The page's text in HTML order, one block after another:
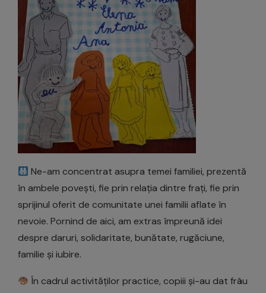
Ne-am concentrat asupra temei familiei, prezentă
în ambele povești, fie prin relația dintre frați, fie prin
sprijinul oferit de comunitate unei familii aflate în
nevoie. Pornind de aici, am extras împreună idei
despre daruri, solidaritate, bunătate, rugăciune,
familie și iubire.
În cadrul activităților practice, copiii și-au dat frâu